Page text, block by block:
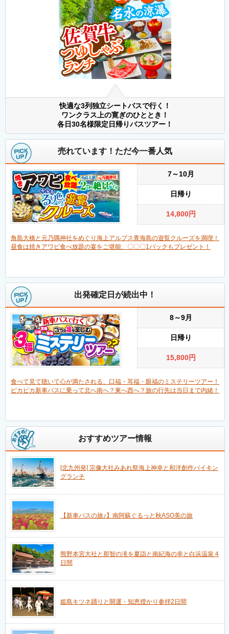
快適な3列独立シートバスで行く！
ワンクラス上の寛ぎのひととき！
各日30名様限定日帰りバスツアー！
売れています！ただ今一番人気
7～10月
日帰り
14,800円
角島大橋と元乃隅神社をめぐり海上アルプス青海島の遊覧クルーズを満喫！
昼食は焼きアワビ食べ放題の宴をご堪能、〇〇〇1パックもプレゼント！
出発確定日が続出中！
8～9月
日帰り
15,800円
食べて見て聴いて心が満たされる、口福・耳福・眼福のミステリーツアー！
ピカピカ新車バスに乗って北へ南へ？東へ西へ？旅の行先は当日まで内緒！
おすすめツアー情報
[北九州発] 宗像大社みあれ祭海上神幸と和洋創作バイキン
グランチ
【新車バスの旅♪】南阿蘇ぐるっと秋ASO美の旅
熊野本宮大社と那智の滝を夏詣と南紀海の幸と白浜温泉 4
日間
姫島キツネ踊りと開運・知恵授かり参拝2日間